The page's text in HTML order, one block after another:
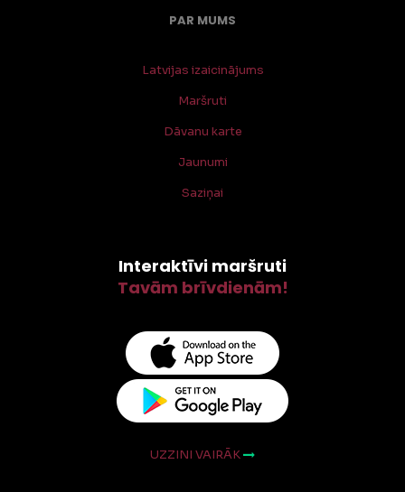
PAR MUMS
Latvijas izaicinājums
Maršruti
Dāvanu karte
Jaunumi
Saziņai
Interaktīvi maršruti
Tavām brīvdienām!
UZZINI VAIRĀK